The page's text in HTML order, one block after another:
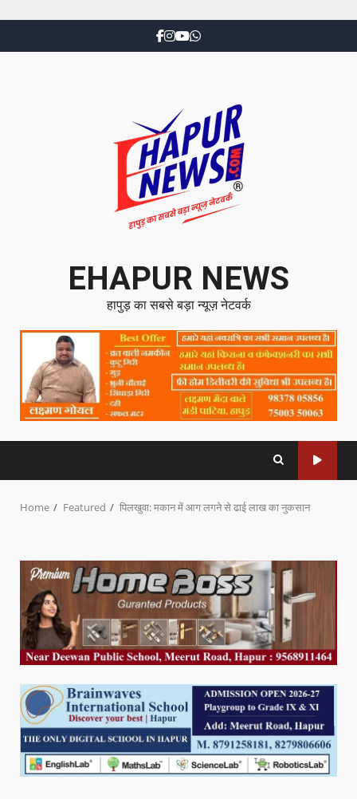
EHAPUR NEWS
हापुड़ का सबसे बड़ा न्यूज़ नेटवर्क
Home Featured पिलखुवा: मकान में आग लगने से ढाई लाख का नुकसान